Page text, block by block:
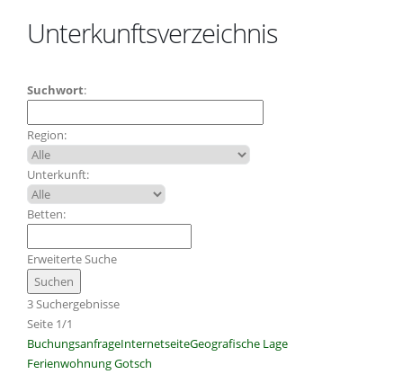
Unterkunftsverzeichnis
Suchwort:
Region:
Unterkunft:
Betten:
Erweiterte Suche
3 Suchergebnisse
Seite 1/1
BuchungsanfrageInternetseiteGeografische Lage
Ferienwohnung Gotsch